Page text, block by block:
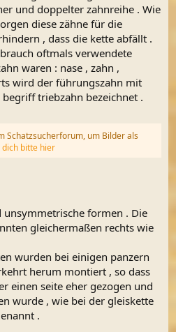
und doppelter zahnreihe . Wie
diese zähne für die
, dass die kette abfällt .
oftmals verwendete
waren : nase , zahn ,
wird der führungszahn mit
triebzahn bezeichnet .
Schatzsucherforum, um Bilder als
dich bitte hier
unsymmetrische formen . Die
gleichermaßen rechts wie
wurden bei einigen panzern
herum montiert , so dass
einen seite eher gezogen und
wurde , wie bei der gleiskette
.